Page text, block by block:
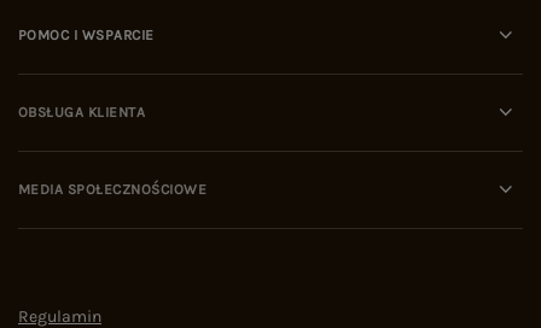
POMOC I WSPARCIE
OBSŁUGA KLIENTA
MEDIA SPOŁECZNOŚCIOWE
Regulamin